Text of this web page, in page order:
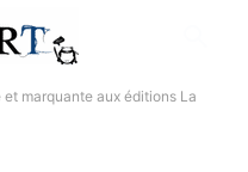
et marquante aux éditions La